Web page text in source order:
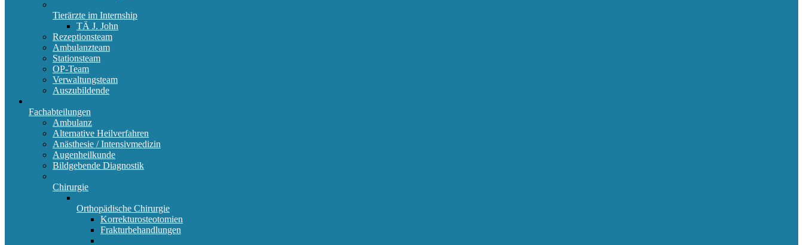
Tierärzte im Internship
TÄ J. John
Rezeptionsteam
Ambulanzteam
Stationsteam
OP-Team
Verwaltungsteam
Auszubildende
Fachabteilungen
Ambulanz
Alternative Heilverfahren
Anästhesie / Intensivmedizin
Augenheilkunde
Bildgebende Diagnostik
Chirurgie
Orthopädische Chirurgie
Korrekturosteotomien
Frakturbehandlungen